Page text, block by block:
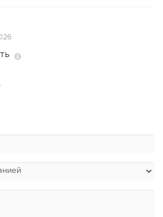
а я ездил на метро»: куда в